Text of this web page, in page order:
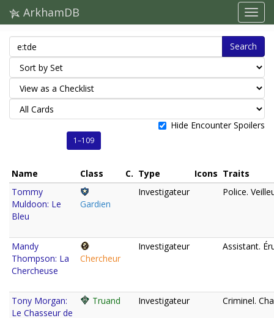
ArkhamDB
Search
Hide Encounter Spoilers
1–109
Name Class C. Type Icons Traits
Tommy
Muldoon: Le
Bleu
Gardien
Investigateur Police.
Mandy
Thompson: La
Chercheuse
Chercheur
Investigateur Assistant.
Tony Morgan:
Le Chasseur de
Truand Investigateur Criminel.